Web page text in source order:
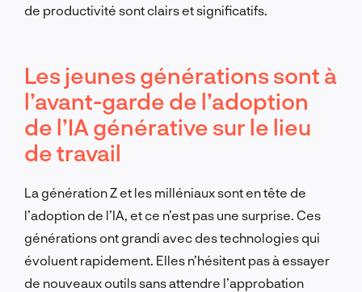
de productivité sont clairs et significatifs.
Les jeunes générations sont à
l’avant-garde de l’adoption
de l’IA générative sur le lieu
de travail
La génération Z et les milléniaux sont en tête de
l’adoption de l’IA, et ce n’est pas une surprise. Ces
générations ont grandi avec des technologies qui
évoluent rapidement. Elles n’hésitent pas à essayer
de nouveaux outils sans attendre l’approbation